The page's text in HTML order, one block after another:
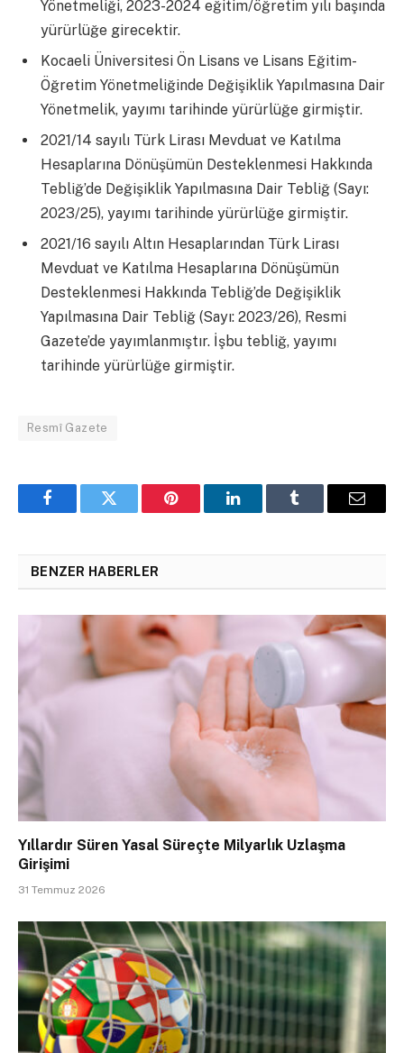
Yönetmeliği, 2023-2024 eğitim/öğretim yılı başında
yürürlüğe girecektir.
Kocaeli Üniversitesi Ön Lisans ve Lisans Eğitim-
Öğretim Yönetmeliğinde Değişiklik Yapılmasına Dair
Yönetmelik, yayımı tarihinde yürürlüğe girmiştir.
2021/14 sayılı Türk Lirası Mevduat ve Katılma
Hesaplarına Dönüşümün Desteklenmesi Hakkında
Tebliğ’de Değişiklik Yapılmasına Dair Tebliğ (Sayı:
2023/25), yayımı tarihinde yürürlüğe girmiştir.
2021/16 sayılı Altın Hesaplarından Türk Lirası
Mevduat ve Katılma Hesaplarına Dönüşümün
Desteklenmesi Hakkında Tebliğ’de Değişiklik
Yapılmasına Dair Tebliğ (Sayı: 2023/26), Resmi
Gazete’de yayımlanmıştır. İşbu tebliğ, yayımı
tarihinde yürürlüğe girmiştir.
Resmî Gazete
FacebookTwitter Pinterest LinkedInTumblr Email
BENZER HABERLER
Yıllardır Süren Yasal Süreçte Milyarlık Uzlaşma
Girişimi
31 Temmuz 2026